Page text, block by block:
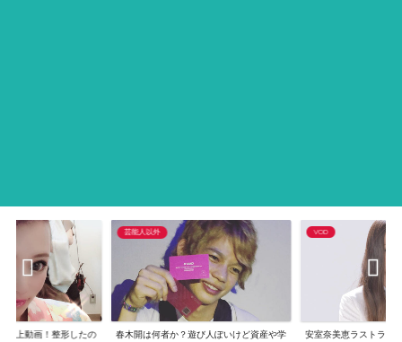
炎上動画！整形したの
芸能人以外
春木開は何者か？遊び人ぽいけど資産や学
VOD
安室奈美恵ラストライ